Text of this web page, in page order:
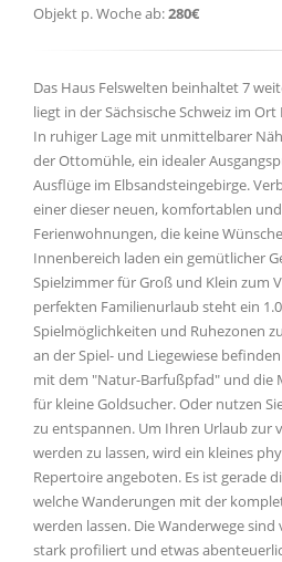
Objekt p. Woche ab:280€
Das Haus Felswelten beinhaltet 7
liegt in der Sächsische Schweiz im Ort
In ruhiger Lage mit unmittelbarer
der Ottomühle, ein idealer
Ausflüge im Elbsandsteingebirge.
einer dieser neuen, komfortablen
Ferienwohnungen, die keine
Innenbereich laden ein gemütlicher
Spielzimmer für Groß und Klein zum
perfekten Familienurlaub steht ein
Spielmöglichkeiten und Ruhezonen
an der Spiel- und Liegewiese
mit dem "Natur-Barfußpfad" und die
für kleine Goldsucher. Oder nutzen
zu entspannen. Um Ihren Urlaub zur
werden zu lassen, wird ein kleines
Repertoire angeboten. Es ist gerade
welche Wanderungen mit der
werden lassen. Die Wanderwege
stark profiliert und etwas